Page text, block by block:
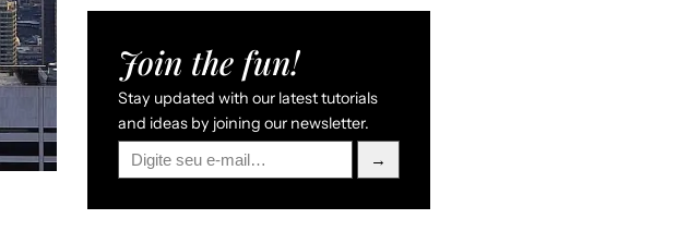
Join the fun!
Stay updated with our latest tutorials
and ideas by joining our newsletter.
→